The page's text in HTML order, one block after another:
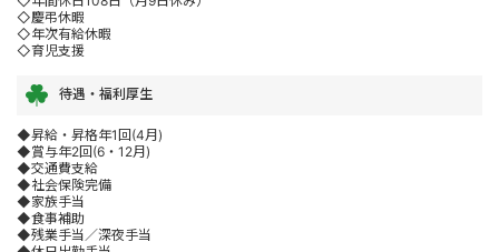
◇慶弔休暇
◇年次有給休暇
◇育児支援
待遇・福利厚生
◆昇給・昇格年1回(4月)
◆賞与年2回(6・12月)
◆交通費支給
◆社会保険完備
◆家族手当
◆食事補助
◆残業手当／深夜手当